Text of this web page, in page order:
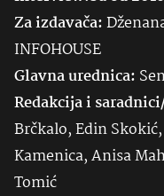
Za izdavača:
INFOHOUSE
Glavna urednica:
Redakcija i
Brčkalo, Edin
Kamenica, Anisa
Tomić